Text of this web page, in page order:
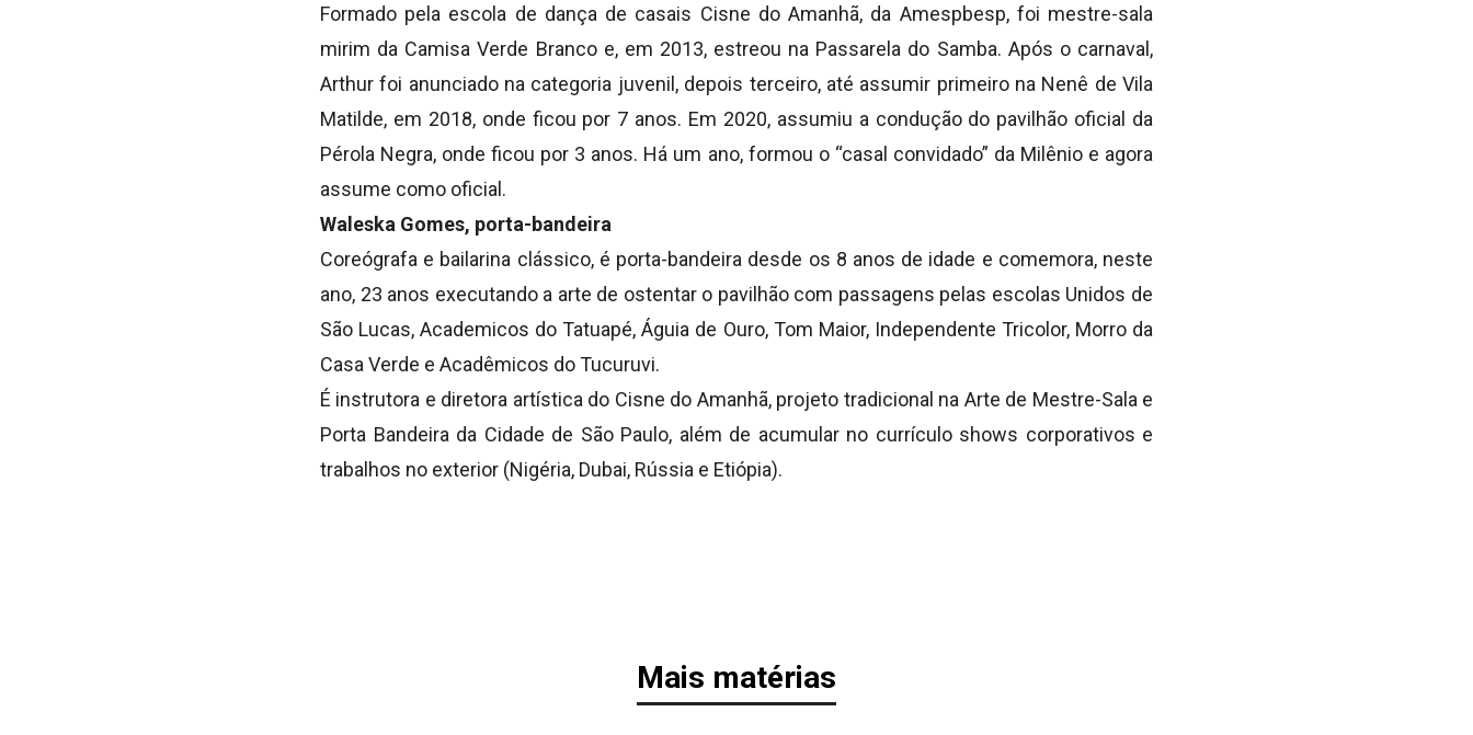
Formado pela escola de dança de casais Cisne do Amanhã, da Amespbesp, foi mestre-sala
mirim da Camisa Verde Branco e, em 2013, estreou na Passarela do Samba. Após o carnaval,
Arthur foi anunciado na categoria juvenil, depois terceiro, até assumir primeiro na Nenê de Vila
Matilde, em 2018, onde ficou por 7 anos. Em 2020, assumiu a condução do pavilhão oficial da
Pérola Negra, onde ficou por 3 anos. Há um ano, formou o “casal convidado” da Milênio e agora
assume como oficial.
Waleska Gomes, porta-bandeira
Coreógrafa e bailarina clássico, é porta-bandeira desde os 8 anos de idade e comemora, neste
ano, 23 anos executando a arte de ostentar o pavilhão com passagens pelas escolas Unidos de
São Lucas, Academicos do Tatuapé, Águia de Ouro, Tom Maior, Independente Tricolor, Morro da
Casa Verde e Acadêmicos do Tucuruvi.
É instrutora e diretora artística do Cisne do Amanhã, projeto tradicional na Arte de Mestre-Sala e
Porta Bandeira da Cidade de São Paulo, além de acumular no currículo shows corporativos e
trabalhos no exterior (Nigéria, Dubai, Rússia e Etiópia).
Mais matérias